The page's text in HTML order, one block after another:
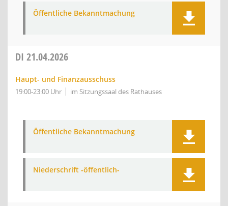
Öffentliche Bekanntmachung
DI 21.04.2026
Haupt- und Finanzausschuss
19:00-23:00 Uhr im Sitzungssaal des Rathauses
Öffentliche Bekanntmachung
Niederschrift -öffentlich-